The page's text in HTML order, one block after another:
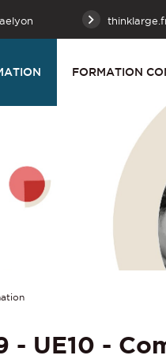
FORMATION
- UE10 -